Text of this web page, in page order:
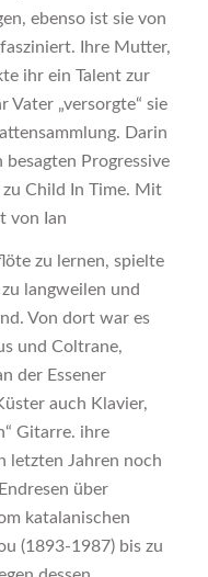
ebenso ist sie von
Ihre Mutter,
ihr ein Talent zur
„versorgte“ sie
Darin
Progressive
Child In Time. Mit
von Ian
zu lernen, spielte
langweilen und
Von dort war es
und Coltrane,
der Essener
auch Klavier,
Gitarre. ihre
letzten Jahren noch
über
katalanischen
(1893-1987) bis zu